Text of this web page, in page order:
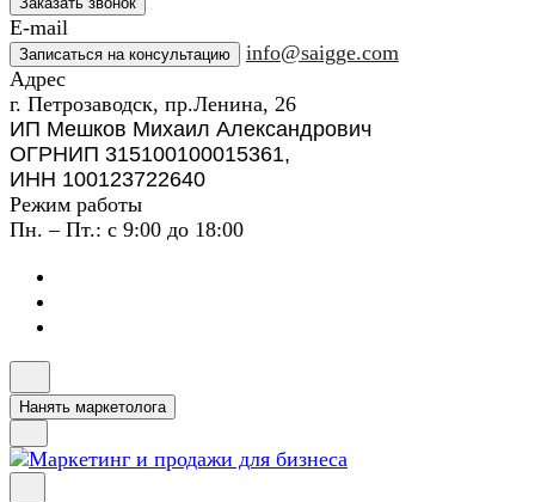
E-mail
Записаться на консультацию
info@saigge.com
Адрес
г. Петрозаводск, пр.Ленина, 26
ИП Мешков Михаил Александрович
ОГРНИП 315100100015361,
ИНН 100123722640
Режим работы
Пн. – Пт.: с 9:00 до 18:00
Нанять маркетолога